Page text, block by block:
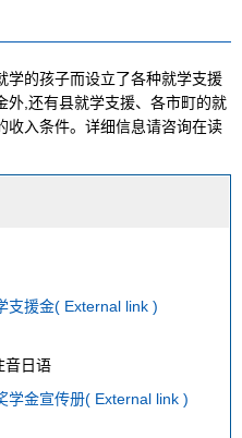
学的孩子而设立了各种就学支援
外,还有县就学支援、各市町的就
收入条件。详细信息请咨询在读
援金( External link )
音日语
金宣传册( External link )